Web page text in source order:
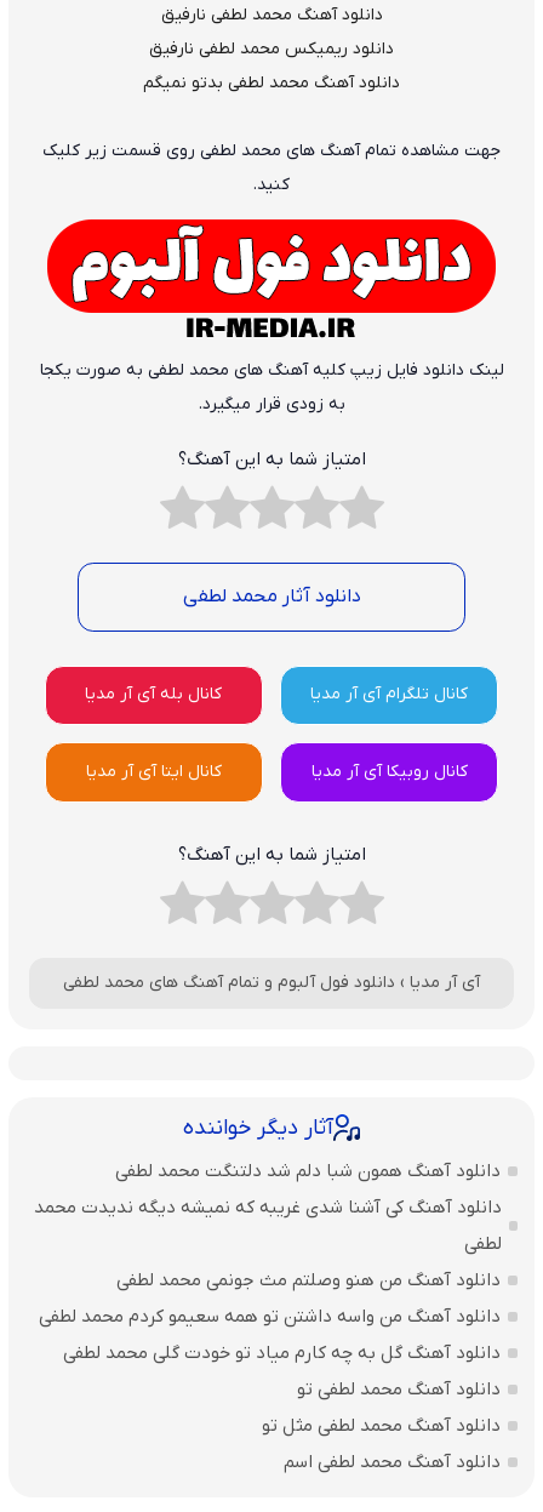
دانلود آهنگ محمد لطفی نارفیق
دانلود ریمیکس محمد لطفی نارفیق
دانلود آهنگ محمد لطفی بدتو نمیگم
جهت مشاهده تمام آهنگ های محمد لطفی روی قسمت زیر کلیک
کنید.
لینک دانلود فایل زیپ کلیه آهنگ های محمد لطفی به صورت یکجا
به زودی قرار میگیرد.
امتیاز شما به این آهنگ؟
دانلود آثار محمد لطفی
کانال تلگرام آی آر مدیا کانال بله آی آر مدیا
کانال روبیکا آی آر مدیا کانال ایتا آی آر مدیا
امتیاز شما به این آهنگ؟
آی آر مدیا › دانلود فول آلبوم و تمام آهنگ های محمد لطفی
آثار دیگر خواننده
دانلود آهنگ همون شبا دلم شد دلتنگت محمد لطفی
دانلود آهنگ کی آشنا شدی غریبه که نمیشه دیگه ندیدت محمد
لطفی
دانلود آهنگ من هنو وصلتم مث جونمی محمد لطفی
دانلود آهنگ من واسه داشتن تو همه سعیمو کردم محمد لطفی
دانلود آهنگ گل به چه کارم میاد تو خودت گلی محمد لطفی
دانلود آهنگ محمد لطفی تو
دانلود آهنگ محمد لطفی مثل تو
دانلود آهنگ محمد لطفی اسم